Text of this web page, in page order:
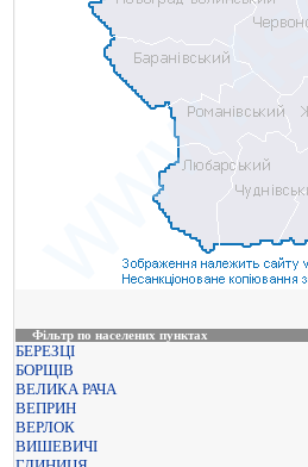
Фільтр по населених пунктах
БЕРЕЗЦІ
БОРЩІВ
ВЕЛИКА РАЧА
ВЕПРИН
ВЕРЛОК
ВИШЕВИЧІ